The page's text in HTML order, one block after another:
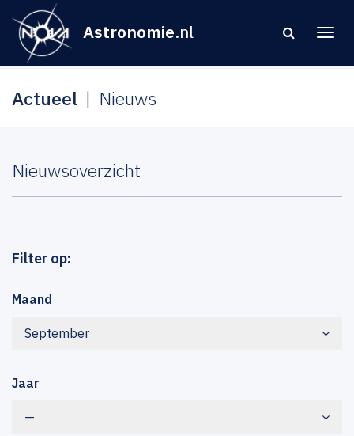
Astronomie.nl
Actueel Nieuws
Nieuwsoverzicht
Filter op:
Maand
September
Jaar
—